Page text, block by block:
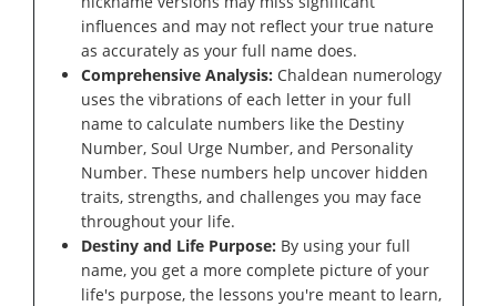
influences and may not reflect your true nature
as accurately as your full name does.
Comprehensive Analysis: Chaldean numerology
uses the vibrations of each letter in your full
name to calculate numbers like the Destiny
Number, Soul Urge Number, and Personality
Number. These numbers help uncover hidden
traits, strengths, and challenges you may face
throughout your life.
Destiny and Life Purpose: By using your full
name, you get a more complete picture of your
life's purpose, the lessons you're meant to learn,